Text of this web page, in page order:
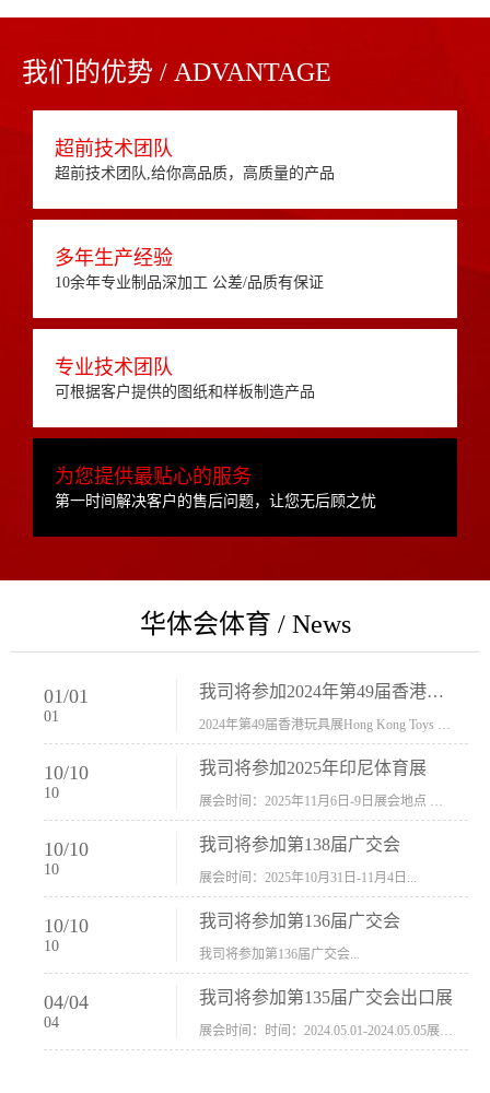
我们的优势 / ADVANTAGE
超前技术团队
超前技术团队,给你高品质，高质量的产品
多年生产经验
10余年专业制品深加工 公差/品质有保证
专业技术团队
可根据客户提供的图纸和样板制造产品
为您提供最贴心的服务
第一时间解决客户的售后问题，让您无后顾之忧
华体会体育 / News
01/01
01
我司将参加2024年第49届香港玩具展Hong Kong Toys & Games Fair 欢迎新···
10/10
10
我司将参加2025年印尼体育展
10/10
10
我司将参加第138届广交会
展会时间：2025年10月31日-11月4日...
10/10
10
我司将参加第136届广交会
我司将参加第136届广交会...
04/04
04
我司将参加第135届广交会出口展
展会时间：时间：2024.05.01-2024.05.05展会地址：中国进出口商品交易会展馆福建康莱宝公司展位号12.1G37-38、H11-12，浙江康莱宝展位号17.1B23-24、C19-20...